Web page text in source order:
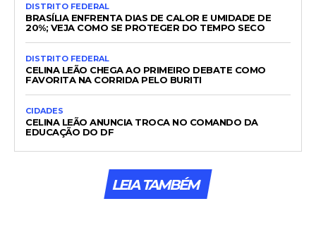
DISTRITO FEDERAL
BRASÍLIA ENFRENTA DIAS DE CALOR E UMIDADE DE
20%; VEJA COMO SE PROTEGER DO TEMPO SECO
DISTRITO FEDERAL
CELINA LEÃO CHEGA AO PRIMEIRO DEBATE COMO
FAVORITA NA CORRIDA PELO BURITI
CIDADES
CELINA LEÃO ANUNCIA TROCA NO COMANDO DA
EDUCAÇÃO DO DF
LEIA TAMBÉM